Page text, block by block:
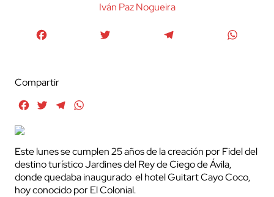
Iván Paz Nogueira
Compartir
FacebookTwitterTelegram
Este lunes se cumplen 25 años de la creación por Fidel del
destino turístico Jardines del Rey de Ciego de Ávila,
donde quedaba inaugurado el hotel Guitart Cayo Coco,
hoy conocido por El Colonial.